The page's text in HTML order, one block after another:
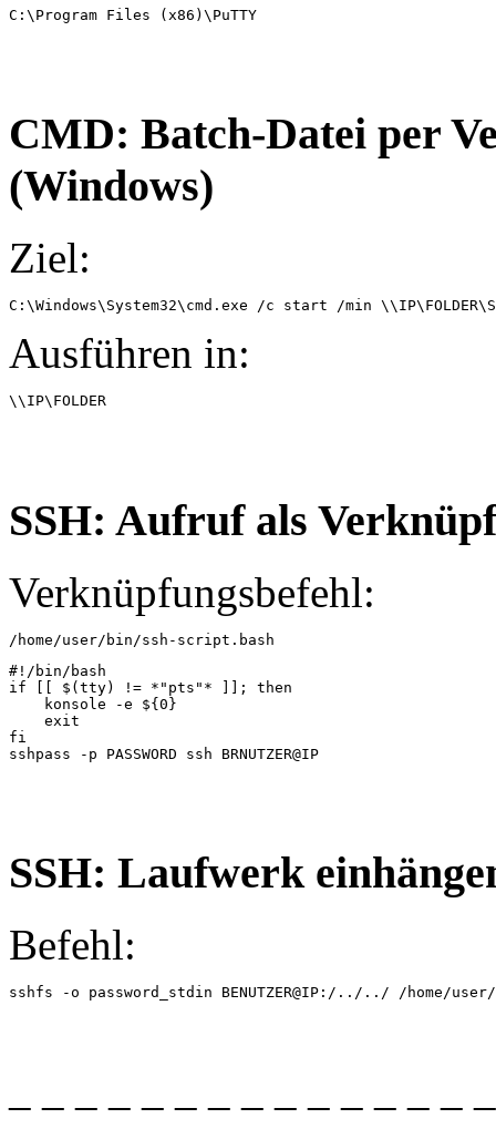
C:\Program Files (x86)\PuTTY
CMD: Batch-Datei per
(Windows)
Ziel:
C:\Windows\System32\cmd.exe /c start /min
Ausführen in:
\\IP\FOLDER
SSH: Aufruf als
Verknüpfungsbefehl:
/home/user/bin/ssh-script.bash
#!/bin/bash
if [[ $(tty) != *"pts"* ]]; then
    konsole -e ${0}
    exit
fi
sshpass -p PASSWORD ssh BRNUTZER@IP
SSH: Laufwerk
Befehl:
sshfs -o password_stdin BENUTZER@IP:/../../ /home/user/